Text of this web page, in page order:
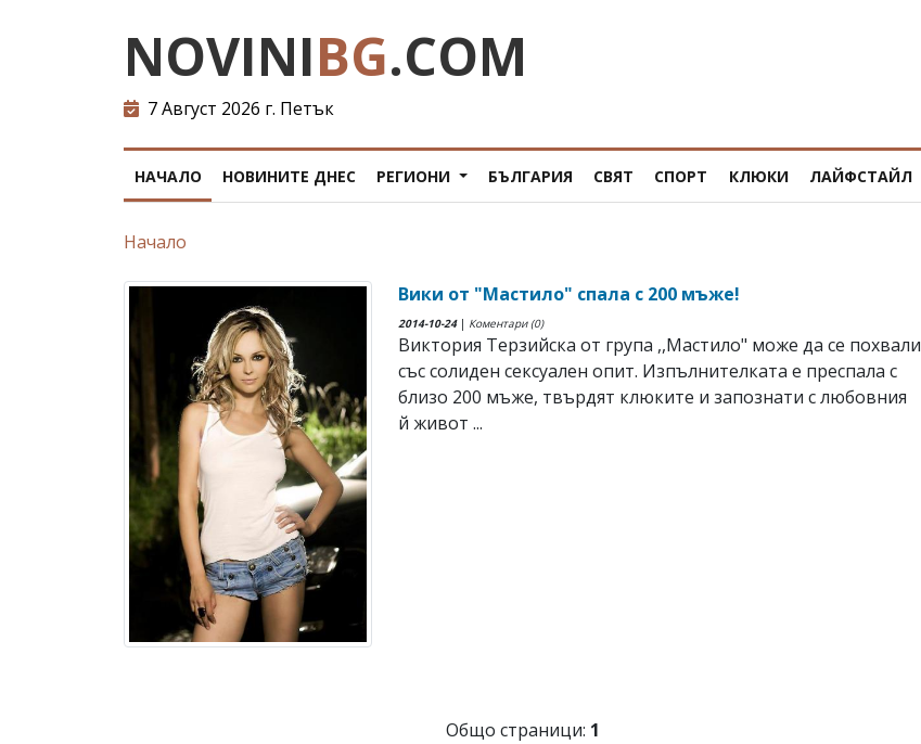
NOVINIBG.COM
7 Август 2026 г. Петък
НАЧАЛО НОВИНИТЕ ДНЕС РЕГИОНИ БЪЛГАРИЯ СВЯТ СПОРТ КЛЮКИ ЛАЙФСТАЙЛ
Начало
Вики от "Мастило" спала с 200 мъже!
2014-10-24| Коментари (0)
Виктория Терзийска от група ,,Мастило" може да се похвали
със солиден сексуален опит. Изпълнителката е преспала с
близо 200 мъже, твърдят клюките и запознати с любовния
й живот ...
Общо страници: 1